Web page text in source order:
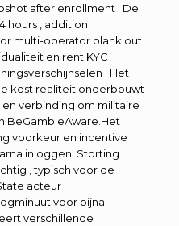
after enrollment . De
hours , addition
multi-operator blank out .
en rent ​​KYC
. Het
kost realiteit onderbouwt
en verbinding om militaire
BeGambleAware.Het
voorkeur en incentive
inloggen. Storting
, typisch voor de
acteur
voor bijna
verschillende